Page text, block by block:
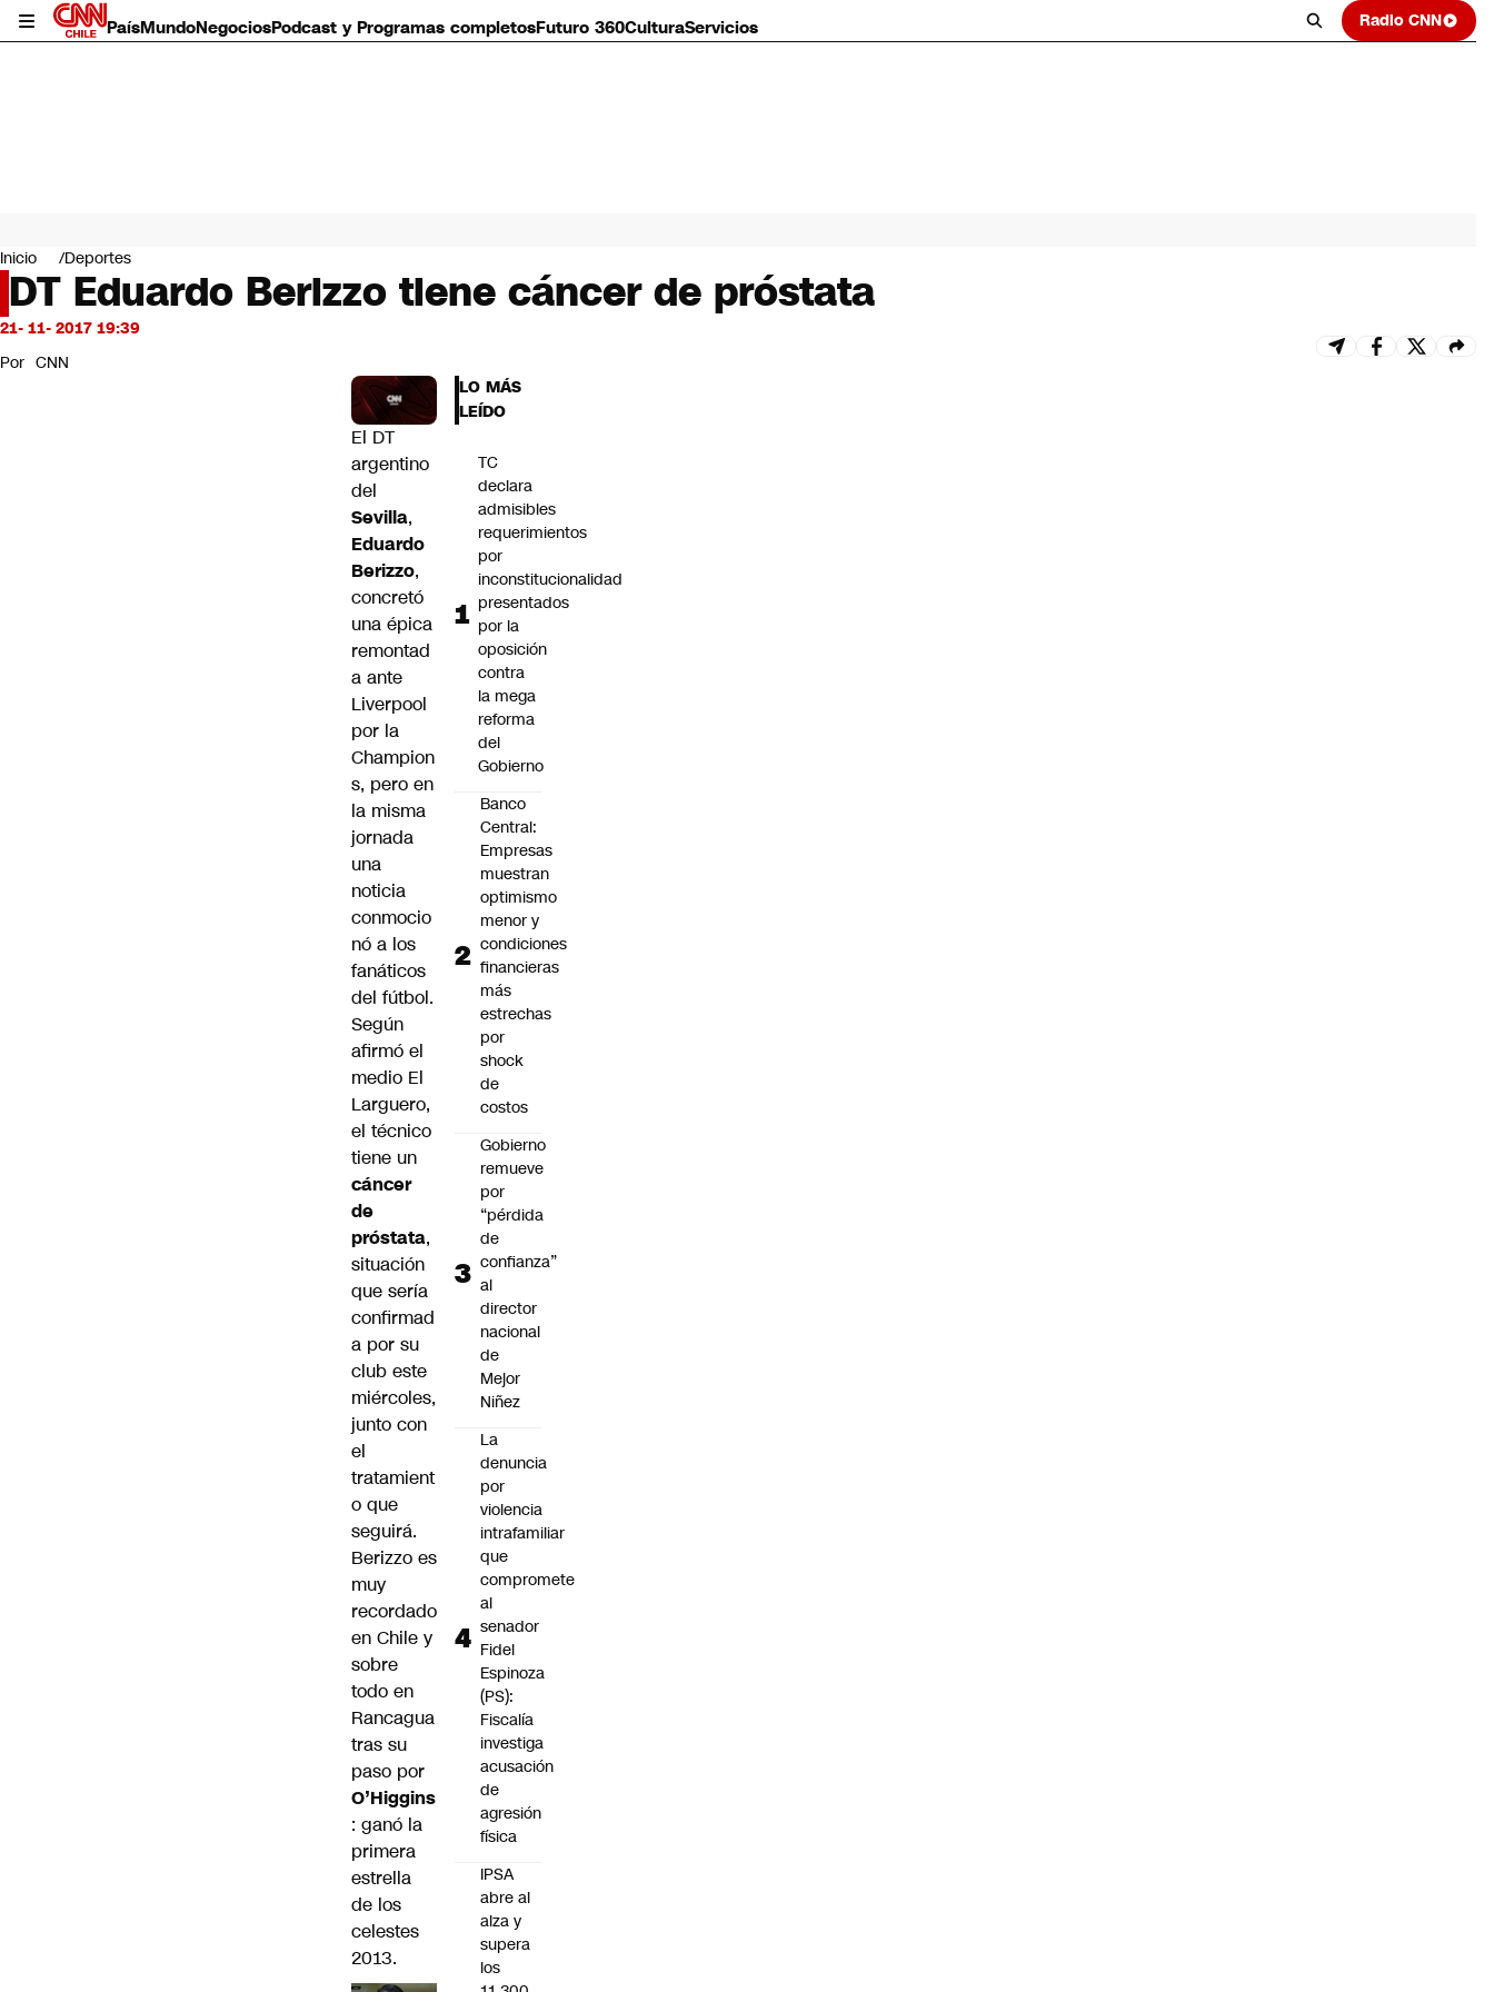
PaísMundoNegociosPodcast y Programas completosFuturo 360CulturaServicios Radio CNN
Mundo
Negocios
Deportes
Programas completos
Servicios
Inicio Deportes
DT Eduardo Berizzo tiene cáncer de próstata
21- 11- 2017 19:39
Por CNN
El DT
argentino
del
Sevilla,
Eduardo
Berizzo,
concretó
una épica
remontad
a ante
Liverpool
por la
Champion
s, pero en
la misma
jornada
una
noticia
conmocio
nó a los
fanáticos
del fútbol.
Según
afirmó el
medio El
Larguero,
el técnico
tiene un
cáncer
de
próstata,
situación
que sería
confirmad
a por su
club este
miércoles,
junto con
el
tratamient
o que
seguirá.
Berizzo es
muy
recordado
en Chile y
sobre
todo en
Rancagua
tras su
paso por
O’Higgins
: ganó la
primera
estrella
de los
celestes
2013.
LO MÁS
LEÍDO
TC
declara
admisibles
requerimientos
por
inconstitucionalidad
presentados
por la
oposición
contra
la mega
reforma
del
Gobierno
Banco
Central:
Empresas
muestran
optimismo
menor y
condiciones
financieras
más
estrechas
por
shock
de
costos
Gobierno
remueve
por
“pérdida
de
confianza”
al
director
nacional
de
Mejor
Niñez
La
denuncia
por
violencia
intrafamiliar
que
compromete
al
senador
Fidel
Espinoza
(PS):
Fiscalía
investiga
acusación
de
agresión
física
IPSA
abre al
alza y
supera
los